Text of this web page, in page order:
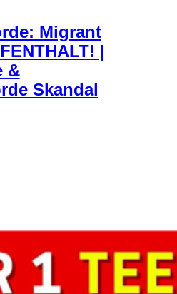
Migrant
|
&
Skandal